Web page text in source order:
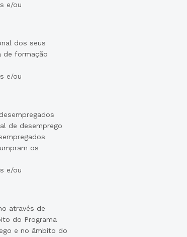
e/ou
dos seus
de formação
e/ou
de desemprego
os
e/ou
através de
do Programa
e no âmbito do